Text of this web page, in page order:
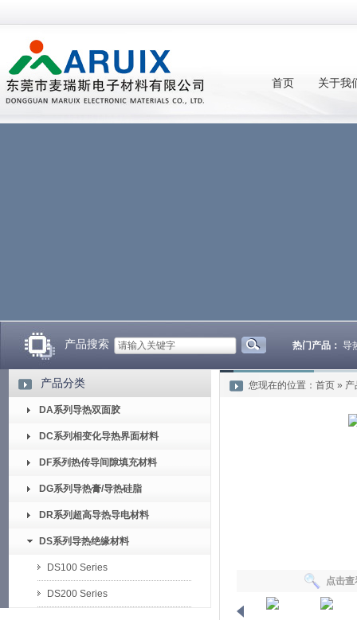
首页 关于我
产品搜索 热门产品： 导
产品分类
DA系列导热双面胶
DC系列相变化导热界面材料
DF系列热传导间隙填充材料
DG系列导热膏/导热硅脂
DR系列超高导热导电材料
DS系列导热绝缘材料
DS100 Series
DS200 Series
您现在的位置： 首页 » 产
点击查